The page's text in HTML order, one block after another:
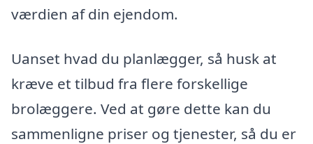
værdien af din ejendom.
Uanset hvad du planlægger, så husk at
kræve et tilbud fra flere forskellige
brolæggere. Ved at gøre dette kan du
sammenligne priser og tjenester, så du er